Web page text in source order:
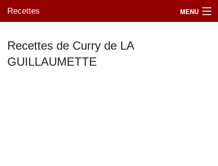
Recettes MENU
Mes blogs préférés
Recettes de Curry de LA
GUILLAUMETTE